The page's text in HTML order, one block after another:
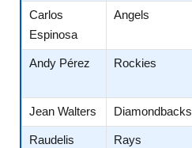
Carlos
Espinosa
Angels
Andy Pérez Rockies
Jean Walters Diamondbacks
Raudelis
Rays